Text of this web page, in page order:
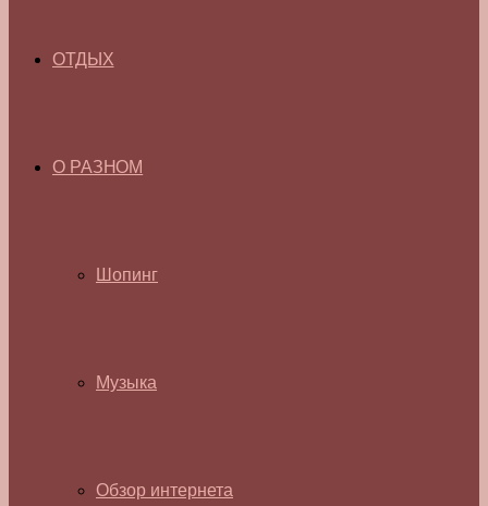
ОТДЫХ
О РАЗНОМ
Шопинг
Музыка
Обзор интернета